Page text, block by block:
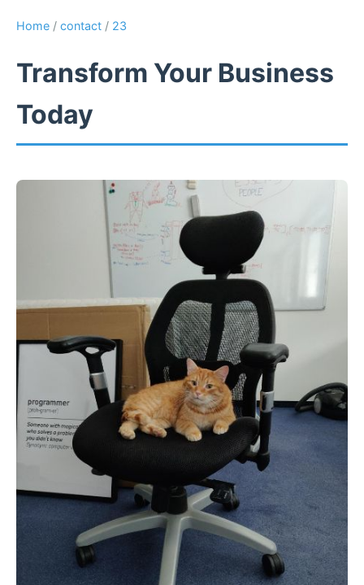
Home / contact / 23
Transform Your Business
Today